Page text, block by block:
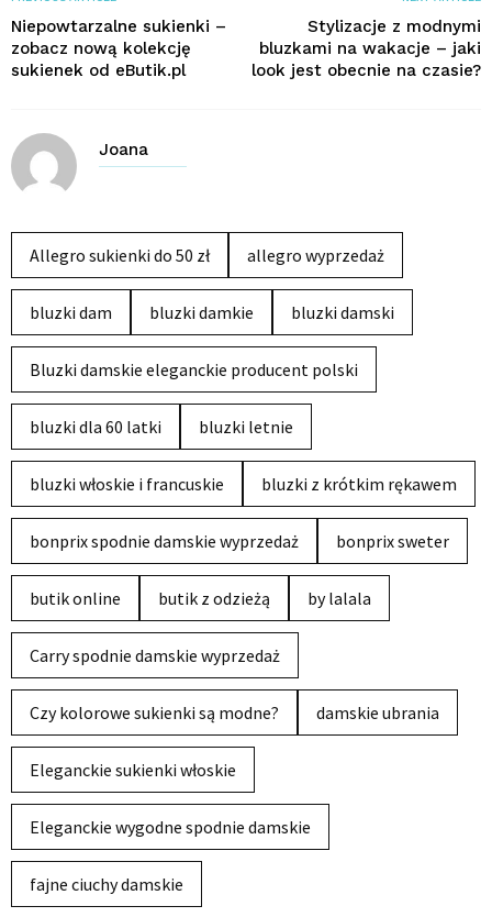
Niepowtarzalne sukienki –
zobacz nową kolekcję
sukienek od eButik.pl
Stylizacje z modnymi
bluzkami na wakacje – jaki
look jest obecnie na czasie?
Joana
Allegro sukienki do 50 zł allegro wyprzedaż
bluzki dam bluzki damkie bluzki damski
Bluzki damskie eleganckie producent polski
bluzki dla 60 latki bluzki letnie
bluzki włoskie i francuskie bluzki z krótkim rękawem
bonprix spodnie damskie wyprzedaż bonprix sweter
butik online butik z odzieżą by lalala
Carry spodnie damskie wyprzedaż
Czy kolorowe sukienki są modne? damskie ubrania
Eleganckie sukienki włoskie
Eleganckie wygodne spodnie damskie
fajne ciuchy damskie